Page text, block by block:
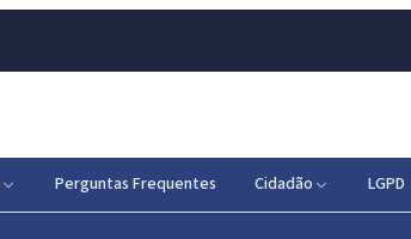
Perguntas Frequentes Cidadão LGPD